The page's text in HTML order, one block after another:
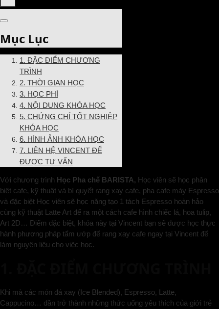
Mục Lục
1. ĐẶC ĐIỂM CHƯƠNG
TRÌNH
2. THỜI GIAN HỌC
3. HỌC PHÍ
4. NỘI DUNG KHÓA HỌC
5. CHỨNG CHỈ TỐT NGHIỆP
KHÓA HỌC
6. HÌNH ẢNH KHÓA HỌC
7. LIÊN HỆ VINCENT ĐỂ
ĐƯỢC TƯ VẤN
Với chương trình Học Pha chế BARISTA, Học viên sẽ học phân
biệt cafe, kỹ thuật và bí quyết rang xay cafe, pha cafe máy Espresso
và đặc biệt Học viên sẽ học năng tạo 1 tách Espresso hoàn hảo
cùng kỹ thuật Latte Art để ra một cách cafe hình chiếc lá, hoa tulip,
Art 2D… Điểm đặc biệt, khóa này tại Vincent bạn sẽ được học thực
hành phương pháp tẩm ướp để rang xay cafe ngay tại Vincent để
làm nguyên liệu cho việc học.
Khi mà các món đá xay (Ice Blended), Espresso, Latte,
Cappucino… dần trở thành những thức uống yêu thích của giới trẻ